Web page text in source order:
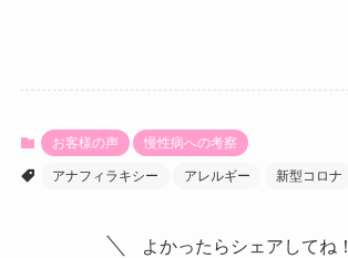
お客様の声 慢性病への考察
アナフィラキシー アレルギー 新型コロナ
よかったらシェアしてね！